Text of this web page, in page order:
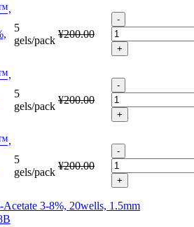
5
gels/pack
¥200.00
-
+
5
gels/pack
¥200.00
-
+
5
gels/pack
¥200.00
-
+
3-8%, 20wells, 1.5mm